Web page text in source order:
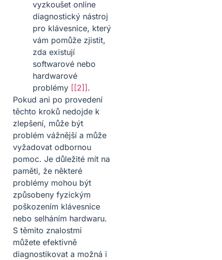
vyzkoušet online
diagnostický nástroj
pro klávesnice, který
vám pomůže zjistit,
zda existují
softwarové nebo
hardwarové
problémy [[2]].
Pokud ani po provedení
těchto kroků nedojde k
zlepšení, může být
problém vážnější a může
vyžadovat odbornou
pomoc. Je důležité mít na
paměti, že některé
problémy mohou být
způsobeny fyzickým
poškozením klávesnice
nebo selháním hardwaru.
S těmito znalostmi
můžete efektivně
diagnostikovat a možná i